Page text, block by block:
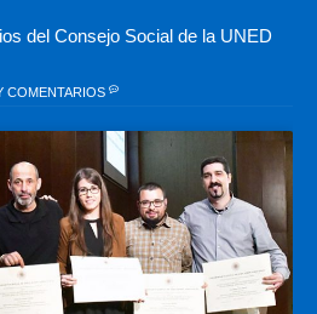
del Consejo Social de la UNED
COMENTARIOS